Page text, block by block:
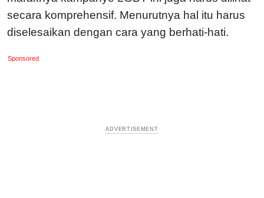
secara komprehensif. Menurutnya hal itu harus
diselesaikan dengan cara yang berhati-hati.
Sponsored